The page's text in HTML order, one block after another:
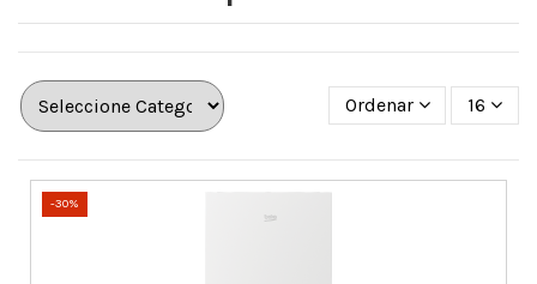
Ordenar 16
-30%